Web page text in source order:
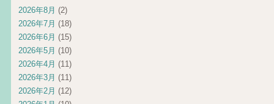
2026年8月 (2)
2026年7月 (18)
2026年6月 (15)
2026年5月 (10)
2026年4月 (11)
2026年3月 (11)
2026年2月 (12)